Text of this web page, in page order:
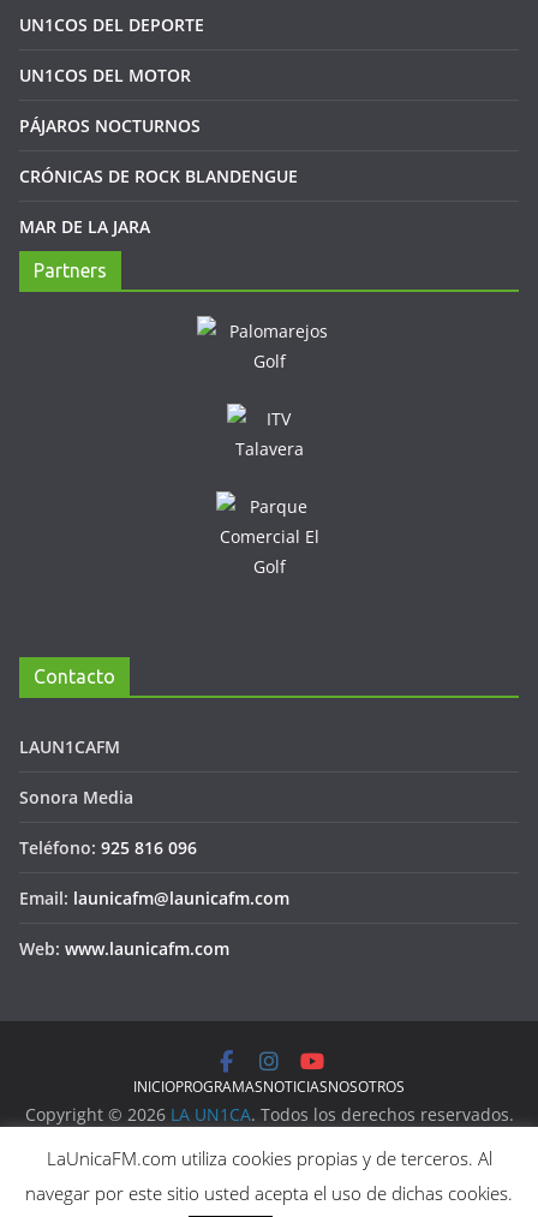
UN1COS DEL DEPORTE
UN1COS DEL MOTOR
PÁJAROS NOCTURNOS
CRÓNICAS DE ROCK BLANDENGUE
MAR DE LA JARA
Partners
Contacto
LAUN1CAFM
Sonora Media
Teléfono: 925 816 096
Email: launicafm@launicafm.com
Web: www.launicafm.com
INICIOPROGRAMASNOTICIASNOSOTROS
Copyright © 2026 LA UN1CA. Todos los derechos reservados.
Política de Privacidad
Política de Cookies
LaUnicaFM.com utiliza cookies propias y de terceros. Al
navegar por este sitio usted acepta el uso de dichas cookies.